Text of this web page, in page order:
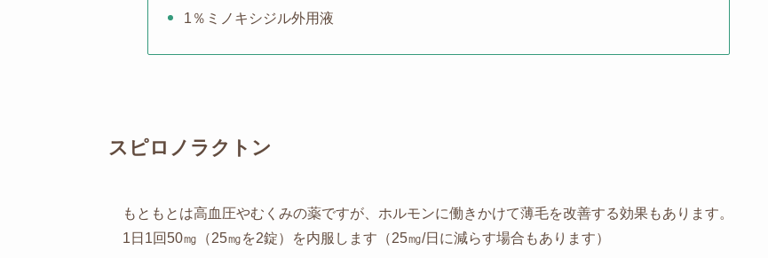
1％ミノキシジル外用液
スピロノラクトン
もともとは高血圧やむくみの薬ですが、ホルモンに働きかけて薄毛を改善する効果もあります。
1日1回50㎎（25㎎を2錠）を内服します（25㎎/日に減らす場合もあります）